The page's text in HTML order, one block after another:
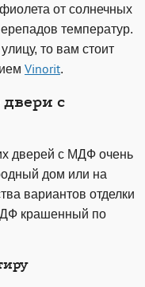
от солнечных
температур.
то вам стоит
Vinorit.
с
дверей с МДФ очень
дом или на
вариантов отделки
крашенный по